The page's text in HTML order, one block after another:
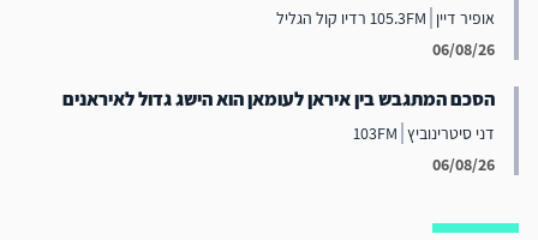
אופיר דיין 105.3FM רדיו קול הגליל
06/08/26
הסכם המתגבש בין איראן לעומאן הוא הישג גדול לאיראנים
דני סיטרינוביץ 103FM
06/08/26